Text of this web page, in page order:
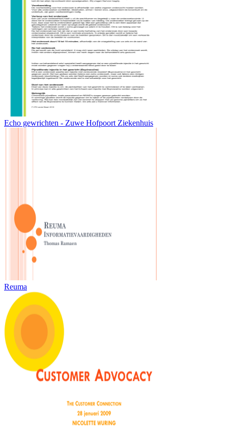
Echo gewrichten - Zuwe Hofpoort Ziekenhuis
Reuma